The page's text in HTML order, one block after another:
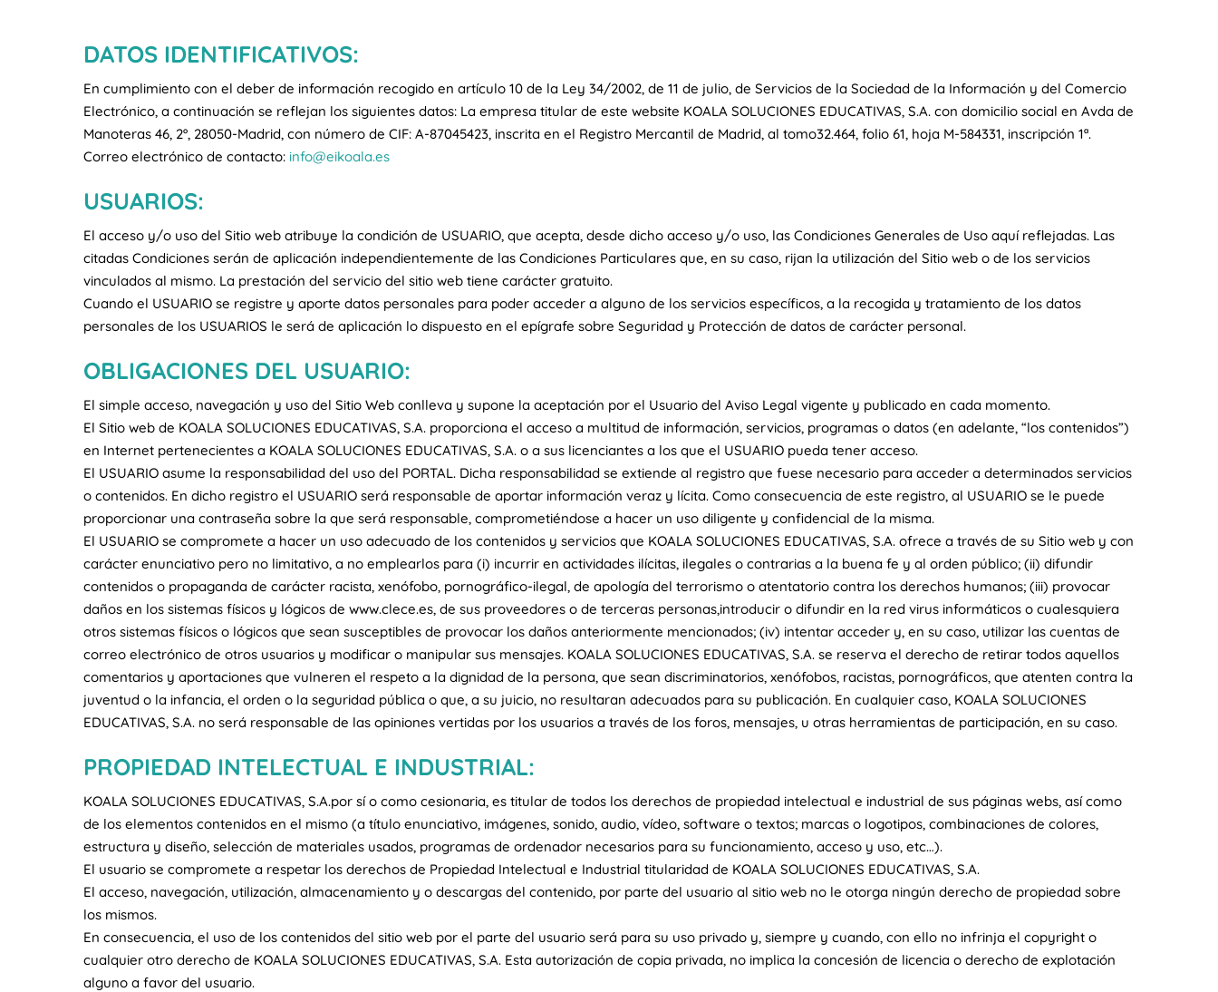
DATOS IDENTIFICATIVOS:
En cumplimiento con el deber de información recogido en artículo 10 de la Ley 34/2002, de 11 de julio, de Servicios de la Sociedad de la Información y del Comercio
Electrónico, a continuación se reflejan los siguientes datos: La empresa titular de este website KOALA SOLUCIONES EDUCATIVAS, S.A. con domicilio social en Avda de
Manoteras 46, 2º, 28050-Madrid, con número de CIF: A-87045423, inscrita en el Registro Mercantil de Madrid, al tomo32.464, folio 61, hoja M-584331, inscripción 1ª.
Correo electrónico de contacto: info@eikoala.es
USUARIOS:
El acceso y/o uso del Sitio web atribuye la condición de USUARIO, que acepta, desde dicho acceso y/o uso, las Condiciones Generales de Uso aquí reflejadas. Las
citadas Condiciones serán de aplicación independientemente de las Condiciones Particulares que, en su caso, rijan la utilización del Sitio web o de los servicios
vinculados al mismo. La prestación del servicio del sitio web tiene carácter gratuito.
Cuando el USUARIO se registre y aporte datos personales para poder acceder a alguno de los servicios específicos, a la recogida y tratamiento de los datos
personales de los USUARIOS le será de aplicación lo dispuesto en el epígrafe sobre Seguridad y Protección de datos de carácter personal.
OBLIGACIONES DEL USUARIO:
El simple acceso, navegación y uso del Sitio Web conlleva y supone la aceptación por el Usuario del Aviso Legal vigente y publicado en cada momento.
El Sitio web de KOALA SOLUCIONES EDUCATIVAS, S.A. proporciona el acceso a multitud de información, servicios, programas o datos (en adelante, “los contenidos”)
en Internet pertenecientes a KOALA SOLUCIONES EDUCATIVAS, S.A. o a sus licenciantes a los que el USUARIO pueda tener acceso.
El USUARIO asume la responsabilidad del uso del PORTAL. Dicha responsabilidad se extiende al registro que fuese necesario para acceder a determinados servicios
o contenidos. En dicho registro el USUARIO será responsable de aportar información veraz y lícita. Como consecuencia de este registro, al USUARIO se le puede
proporcionar una contraseña sobre la que será responsable, comprometiéndose a hacer un uso diligente y confidencial de la misma.
El USUARIO se compromete a hacer un uso adecuado de los contenidos y servicios que KOALA SOLUCIONES EDUCATIVAS, S.A. ofrece a través de su Sitio web y con
carácter enunciativo pero no limitativo, a no emplearlos para (i) incurrir en actividades ilícitas, ilegales o contrarias a la buena fe y al orden público; (ii) difundir
contenidos o propaganda de carácter racista, xenófobo, pornográfico-ilegal, de apología del terrorismo o atentatorio contra los derechos humanos; (iii) provocar
daños en los sistemas físicos y lógicos de www.clece.es, de sus proveedores o de terceras personas,introducir o difundir en la red virus informáticos o cualesquiera
otros sistemas físicos o lógicos que sean susceptibles de provocar los daños anteriormente mencionados; (iv) intentar acceder y, en su caso, utilizar las cuentas de
correo electrónico de otros usuarios y modificar o manipular sus mensajes. KOALA SOLUCIONES EDUCATIVAS, S.A. se reserva el derecho de retirar todos aquellos
comentarios y aportaciones que vulneren el respeto a la dignidad de la persona, que sean discriminatorios, xenófobos, racistas, pornográficos, que atenten contra la
juventud o la infancia, el orden o la seguridad pública o que, a su juicio, no resultaran adecuados para su publicación. En cualquier caso, KOALA SOLUCIONES
EDUCATIVAS, S.A. no será responsable de las opiniones vertidas por los usuarios a través de los foros, mensajes, u otras herramientas de participación, en su caso.
PROPIEDAD INTELECTUAL E INDUSTRIAL:
KOALA SOLUCIONES EDUCATIVAS, S.A.por sí o como cesionaria, es titular de todos los derechos de propiedad intelectual e industrial de sus páginas webs, así como
de los elementos contenidos en el mismo (a título enunciativo, imágenes, sonido, audio, vídeo, software o textos; marcas o logotipos, combinaciones de colores,
estructura y diseño, selección de materiales usados, programas de ordenador necesarios para su funcionamiento, acceso y uso, etc…).
El usuario se compromete a respetar los derechos de Propiedad Intelectual e Industrial titularidad de KOALA SOLUCIONES EDUCATIVAS, S.A.
El acceso, navegación, utilización, almacenamiento y o descargas del contenido, por parte del usuario al sitio web no le otorga ningún derecho de propiedad sobre
los mismos.
En consecuencia, el uso de los contenidos del sitio web por el parte del usuario será para su uso privado y, siempre y cuando, con ello no infrinja el copyright o
cualquier otro derecho de KOALA SOLUCIONES EDUCATIVAS, S.A. Esta autorización de copia privada, no implica la concesión de licencia o derecho de explotación
alguno a favor del usuario.